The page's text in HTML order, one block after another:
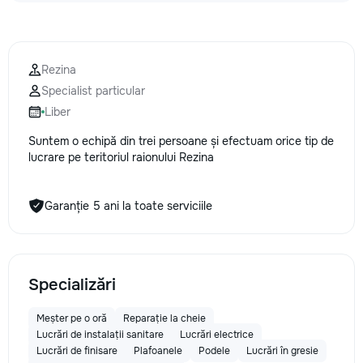
+373 603 31 178 Viber | WhatsApp
| Telegram Disponibili zilnic pentru
consultații și programări. Deviz
gratuit Consultanță profesională
Reparații executate la timp și cu
responsabilitate. Transformăm
noastră – liniștea și confortul
Rezina
Specialist particular
Liber
Suntem o echipă din trei persoane și efectuam orice tip de
lucrare pe teritoriul raionului Rezina
Garanție 5 ani la toate serviciile
Specializări
Meșter pe o oră
Reparație la cheie
Lucrări de instalații sanitare
Lucrări electrice
Lucrări de finisare
Plafoanele Podele
Lucrări în gresie